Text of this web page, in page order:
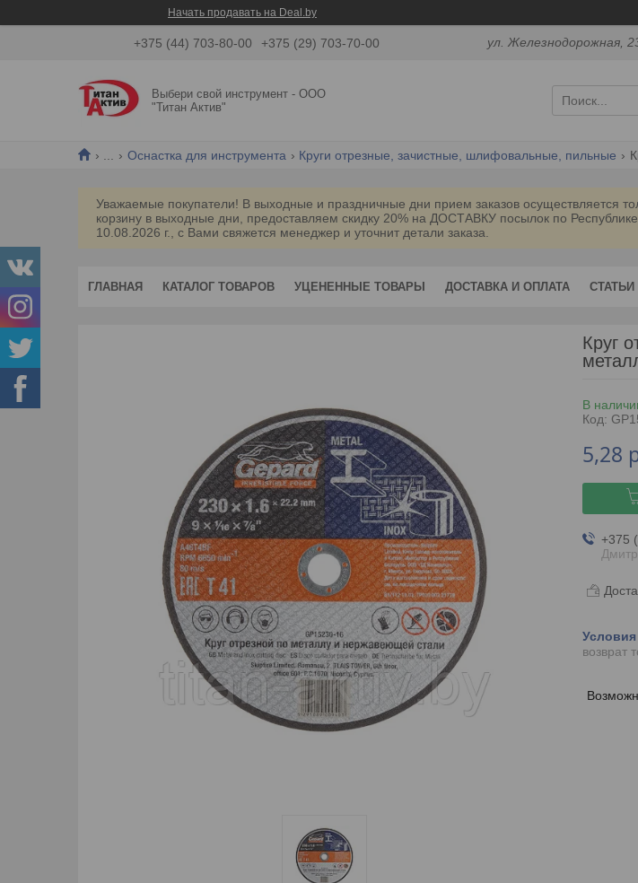
Начать продавать на Deal.by
+375 (44) 703-80-00 +375 (29) 703-70-00 ул. Железнодорожная,
Выбери свой инструмент - ООО
"Титан Актив"
Оснастка для инструмента Круги отрезные, зачистные, шлифовальные, пильные
Уважаемые покупатели! В выходные и праздничные дни прием заказов осуществляется
корзину в выходные дни, предоставляем скидку 20% на ДОСТАВКУ посылок по
10.08.2026 г., с Вами свяжется менеджер и уточнит детали заказа.
ГЛАВНАЯ КАТАЛОГ ТОВАРОВ УЦЕНЕННЫЕ ТОВАРЫ ДОСТАВКА И ОПЛАТА СТАТЬИ
Круг
В
Код:
5,28
+375
возврат